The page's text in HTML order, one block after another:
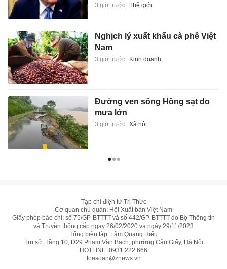
3 giờ trước Thế giới
Nghịch lý xuất khẩu cà phê Việt
Nam
3 giờ trước Kinh doanh
Đường ven sông Hồng sạt do
mưa lớn
3 giờ trước Xã hội
Tạp chí điện tử Tri Thức
Cơ quan chủ quản: Hội Xuất bản Việt Nam
Giấy phép báo chí: số 75/GP-BTTTT và số 442/GP-BTTTT do Bộ Thông tin
và Truyền thông cấp ngày 26/02/2020 và ngày 29/11/2023
Tổng biên tập: Lâm Quang Hiếu
Trụ sở: Tầng 10, D29 Phạm Văn Bạch, phường Cầu Giấy, Hà Nội
HOTLINE: 0931.222.666
toasoan@znews.vn